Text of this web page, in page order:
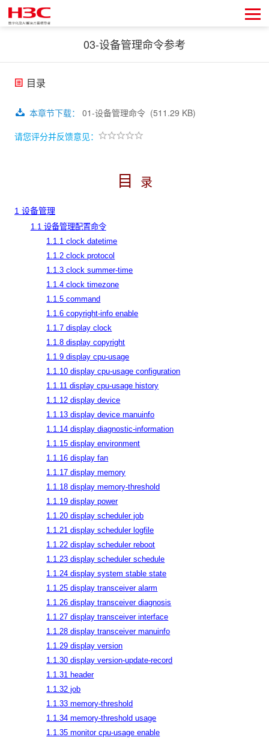
03-设备管理命令参考
目录
本章节下载： 01-设备管理命令 (511.29 KB)
请您评分并反馈意见：
目 录
1 设备管理
1.1 设备管理配置命令
1.1.1 clock datetime
1.1.2 clock protocol
1.1.3 clock summer-time
1.1.4 clock timezone
1.1.5 command
1.1.6 copyright-info enable
1.1.7 display clock
1.1.8 display copyright
1.1.9 display cpu-usage
1.1.10 display cpu-usage configuration
1.1.11 display cpu-usage history
1.1.12 display device
1.1.13 display device manuinfo
1.1.14 display diagnostic-information
1.1.15 display environment
1.1.16 display fan
1.1.17 display memory
1.1.18 display memory-threshold
1.1.19 display power
1.1.20 display scheduler job
1.1.21 display scheduler logfile
1.1.22 display scheduler reboot
1.1.23 display scheduler schedule
1.1.24 display system stable state
1.1.25 display transceiver alarm
1.1.26 display transceiver diagnosis
1.1.27 display transceiver interface
1.1.28 display transceiver manuinfo
1.1.29 display version
1.1.30 display version-update-record
1.1.31 header
1.1.32 job
1.1.33 memory-threshold
1.1.34 memory-threshold usage
1.1.35 monitor cpu-usage enable